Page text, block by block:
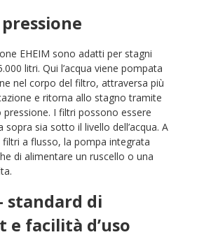
EHEIM sono adatti per stagni
litri. Qui l’acqua viene pompata
nel corpo del filtro, attraversa più
e ritorna allo stagno tramite
I filtri possono essere
sopra sia sotto il livello dell’acqua. A
filtri a flusso, la pompa integrata
di alimentare un ruscello o una
standard di
e facilità d’uso